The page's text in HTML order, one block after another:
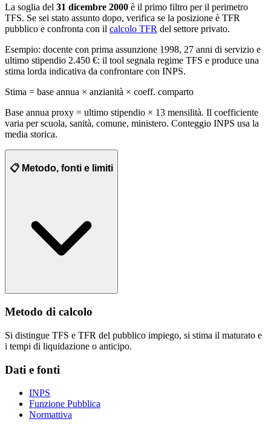
La soglia del 31 dicembre 2000 è il primo filtro per il perimetro
TFS. Se sei stato assunto dopo, verifica se la posizione è TFR
pubblico e confronta con il calcolo TFR del settore privato.
Esempio: docente con prima assunzione 1998, 27 anni di servizio e
ultimo stipendio 2.450 €: il tool segnala regime TFS e produce una
stima lorda indicativa da confrontare con INPS.
Stima = base annua × anzianità × coeff. comparto
Base annua proxy = ultimo stipendio × 13 mensilità. Il coefficiente
varia per scuola, sanità, comune, ministero. Conteggio INPS usa la
media storica.
📋 Metodo, fonti e limiti
Metodo di calcolo
Si distingue TFS e TFR del pubblico impiego, si stima il maturato e
i tempi di liquidazione o anticipo.
Dati e fonti
INPS
Funzione Pubblica
Normattiva